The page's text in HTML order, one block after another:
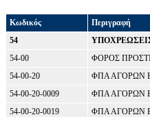
Κωδικός
Περιγραφή
54
54-00
ΦΟΡΟΣ
54-00-20
ΦΠΑ ΑΓΟΡΩΝ
54-00-20-0009
ΦΠΑ ΑΓΟΡΩΝ
54-00-20-0019
ΦΠΑ ΑΓΟΡΩΝ